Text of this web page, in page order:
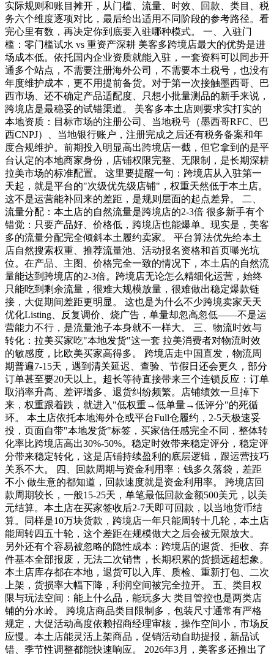
实际规则和账目摊开，从门槛、流量、时效、回款、类目、税
务六个维度逐项对比，最后给出适用不同阶段的参考路径。看
完心里有数，再决定你到底要入驻哪种模式。 一、入驻门
槛：零门槛试水 vs 重资产深耕 美客多跨境店最大的优势是进
场成本低。依托国内企业资质就能入驻，一套资料可以同步开
通多个站点，不需要注册海外公司，不需要本土税号，也没有
年度维护成本，更不用提前备货。对于第一次接触墨西哥、巴
西市场、还不确定产品适配度、只想小批量测品的新手来说，
跨境店是最稳妥的试错渠道。 美客多本土店则要求实打实的
本地资质：目标市场的注册公司、当地税号（墨西哥RFC、巴
西CNPJ）、当地银行账户，注册完成之后还有税务备案和年
度合规维护。前期投入明显高出跨境店一截，但它拿到的是平
台认定的本地商家身份，店铺权限完整、无限制，是长期深耕
拉美市场的标准配置。 这里要提醒一句：跨境店从入驻第一
天起，就是平台的"次级优先级店铺"，权重天然低于本土店。
这不是运营能补回来的差距，是规则层面的起点差异。 二、
流量分配：本土店的自然流量是跨境店的2-3倍 很多新手有个
错觉：只要产品好、价格低，跨境店也能爆单。现实是，美客
多的流量分配完全倾斜本土履约卖家。 平台算法优先给本土
店自然搜索权重、推荐流量池、活动报名资格和首页曝光坑
位。在产品、主图、价格完全一致的情况下，本土店的自然流
量能达到跨境店的2-3倍。跨境店无论怎么精细化运营，始终
只能吃到剩余流量，很难大规模放量，很难做出稳定爆款链
接，大促期间差距更明显。 这也是为什么不少跨境卖家天天
优化Listing、反复调价、烧广告，单量却忽高忽低——不是运
营能力不行，是流量池子本身就不一样大。 三、物流时效与
转化：拉美买家吃"本地发货"这一套 拉美消费者对物流时效
的敏感度，比欧美买家高得多。 跨境店走中国直发，物流周
期普遍7-15天，遇到清关延迟、查验、节假日还会更久，部分
订单甚至要20天以上。超长等待直接带来三个连锁反应：订单
取消率升高、差评增多、退货纠纷频繁。店铺绩效一旦掉下
来，权重跟着跌，就进入"低权重→低单量→低评分"的死循
环。 本土店依托本地海外仓或平台Full仓履约，2-5天极速妥
投，页面自带"本地发货"标签，买家信任感完全不同，整体转
化率比跨境店高出30%-50%。稳定时效带来稳定评分，稳定评
分带来稳定转化，这是店铺持续盈利的底层逻辑，跟运营技巧
关系不大。 四、回款周期与资金利用率：钱多久落袋，差距
不小 做生意的都知道，回款速度就是资金利用率。 跨境店回
款周期较长，一般15-25天，单笔最低回款金额500美元，以美
元结算。本土店在买家签收后2-7天即可回款，以当地货币结
算。同样是10万块货款，跨境店一年只能周转十几轮，本土店
能周转四五十轮，这个差距在规模做大之后会被无限放大。
另外还有个容易被忽略的隐性成本：跨境店的退货、拒收、弃
件基本全部报废，无法二次销售，长期积累的货损远超想象。
本土店库存都在本地，退货可以入库、质检、重新打包、二次
上架，货损率大幅下降，利润空间被完全拉开。 五、类目权
限与玩法空间：能上什么品，能玩多大 类目管控也是两类店
铺的分水岭。 跨境店商品类目限制多，包装尺寸通常有严格
规定，大促活动高度依赖招商经理审核，操作空间小，市场反
应慢。本土店能灵活上架商品，促销活动自助提报，新品试
错、季节性调整都能快速响应。 2026年3月，美客多还推出了